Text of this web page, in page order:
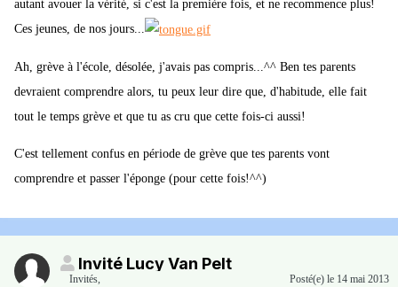
autant avouer la vérité, si c'est la première fois, et ne recommence plus!
Ces jeunes, de nos jours...
Ah, grève à l'école, désolée, j'avais pas compris...^^ Ben tes parents
devraient comprendre alors, tu peux leur dire que, d'habitude, elle fait
tout le temps grève et que tu as cru que cette fois-ci aussi!
C'est tellement confus en période de grève que tes parents vont
comprendre et passer l'éponge (pour cette fois!^^)
Invité Lucy Van Pelt
Invités, Posté(e) le 14 mai 2013